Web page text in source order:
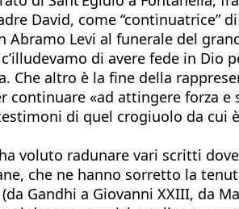
David, come
Levi al funerale del
di avere fede in
altro è la fine della
«ad attingere forza
di quel crogiuolo da
voluto radunare vari scritti
che ne hanno sorretto la
Gandhi a Giovanni XXIII, da